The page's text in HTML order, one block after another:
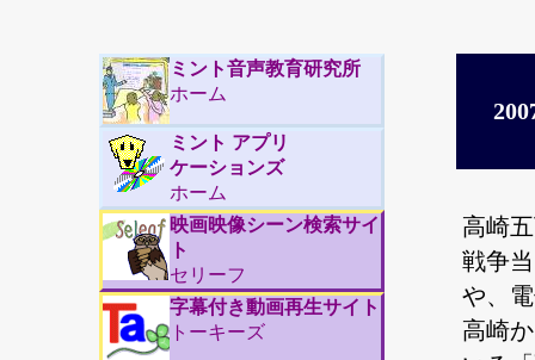
ミント音声教育研究所
ホーム
ミント アプリ
ケーションズ
ホーム
映画映像シーン検索サイ
ト
セリーフ
字幕付き動画再生サイト
トーキーズ
高崎
戦争
や、
高崎